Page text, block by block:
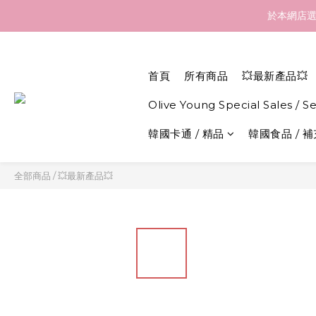
訂貨到貨資訊：於
於本網店
首頁 所有商品 💥最新產品💥
Olive Young Special Sales /
韓國卡通 / 精品 韓國食品 / 補
全部商品 /💥最新產品💥